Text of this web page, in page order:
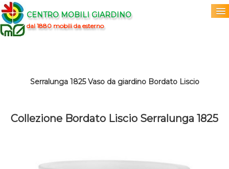
CENTRO MOBILI GIARDINO
dal 1880 mobili da esterno
Prodotti ▼
Serralunga 1825 Vaso da giardino Bordato Liscio
Collezione Bordato Liscio Serralunga 1825